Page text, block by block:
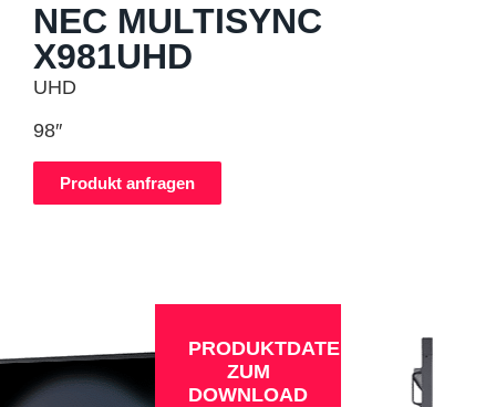
NEC MULTISYNC
X981UHD
UHD
98″
Produkt anfragen
PRODUKTDATEN
ZUM
DOWNLOAD